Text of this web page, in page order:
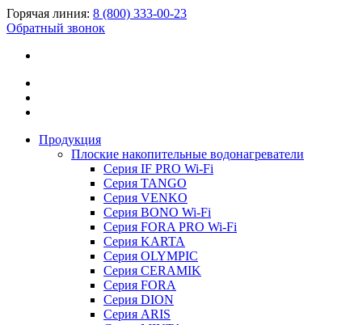
Горячая линия: 8 (800) 333-00-23
Обратный звонок
Продукция
Плоские накопительные водонагреватели
Серия IF PRO Wi-Fi
Серия TANGO
Серия VENKO
Серия BONO Wi-Fi
Серия FORA PRO Wi-Fi
Серия KARTA
Серия OLYMPIC
Серия CERAMIK
Серия FORA
Серия DION
Серия ARIS